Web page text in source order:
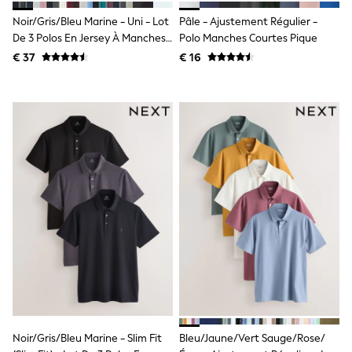
Knitwear
Trousers & Leggings
Sets & Outfits
Tops
Shirts & Blouses
Swimwear
Sportswear
Dungarees
Multipacks
All Holiday Shop
Tops
Dresses
Skirts
Sandals & Sliders
Rash Vests
Sun Safe Swimwear
Sun Hats & Caps
Raincoats
Noir/gris/bleu Marine - Uni - Lot
De 3 Polos En Jersey À Manches
Courtes Motionflex
€ 37
Pâle - Ajustement Régulier -
Polo Manches Courtes Pique
€ 16
Noir/gris/bleu Marine - Slim Fit
Bleu/jaune/vert Sauge/rose/